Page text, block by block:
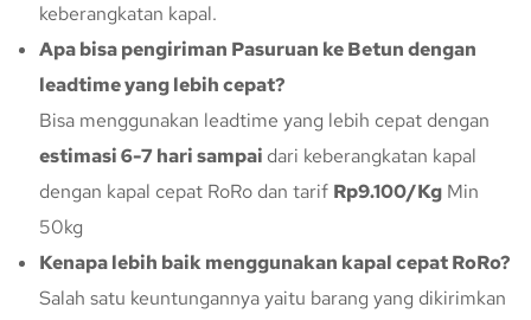
keberangkatan kapal.
Apa bisa pengiriman Pasuruan ke Betun dengan
leadtime yang lebih cepat?
Bisa menggunakan leadtime yang lebih cepat dengan
estimasi 6-7 hari sampai dari keberangkatan kapal
dengan kapal cepat RoRo dan tarif Rp9.100/Kg Min
50kg
Kenapa lebih baik menggunakan kapal cepat RoRo?
Salah satu keuntungannya yaitu barang yang dikirimkan